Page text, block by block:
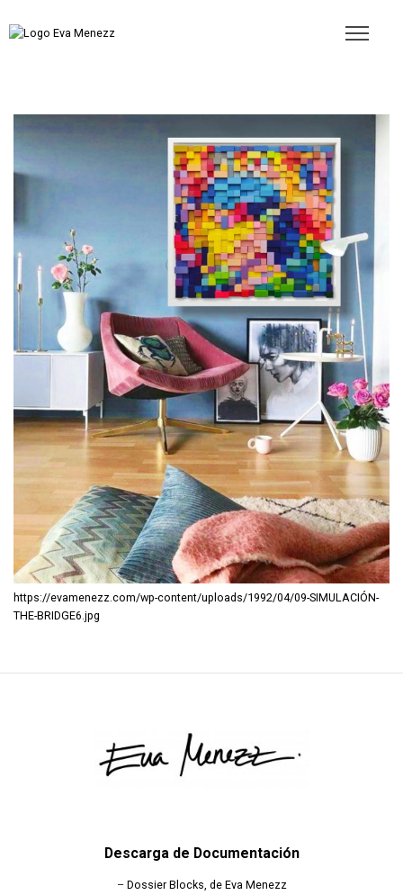
https://evamenezz.com/wp-content/uploads/1992/04/09-SIMULACIÓN-
THE-BRIDGE6.jpg
Descarga de Documentación
– Dossier Blocks, de Eva Menezz